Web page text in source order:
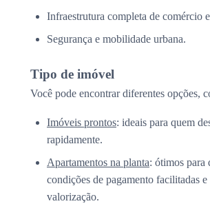
Infraestrutura completa de comércio
Segurança e mobilidade urbana.
Tipo de imóvel
Você pode encontrar diferentes opções,
Imóveis prontos: ideais para quem
rapidamente.
Apartamentos na planta: ótimos para
condições de pagamento facilitadas
valorização.